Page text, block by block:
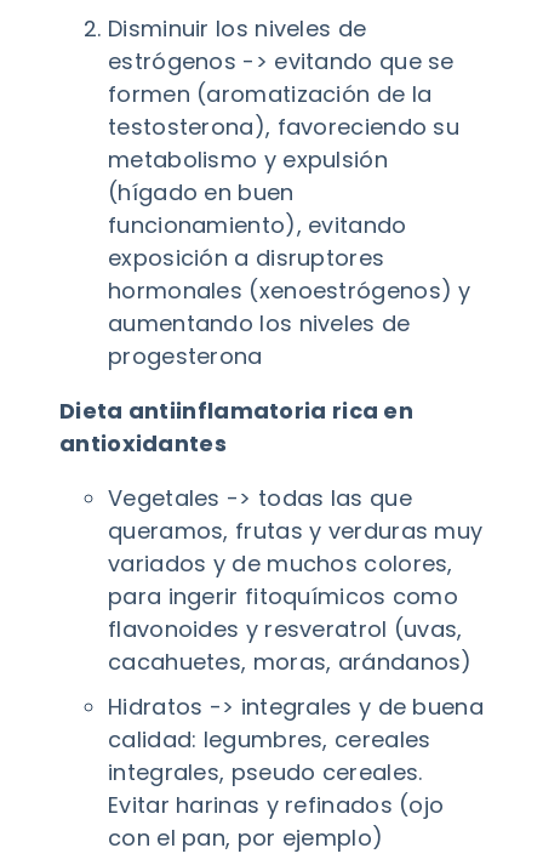
Disminuir los niveles de
estrógenos -> evitando que se
formen (aromatización de la
testosterona), favoreciendo su
metabolismo y expulsión
(hígado en buen
funcionamiento), evitando
exposición a disruptores
hormonales (xenoestrógenos) y
aumentando los niveles de
progesterona
Dieta antiinflamatoria rica en
antioxidantes
Vegetales -> todas las que
queramos, frutas y verduras muy
variados y de muchos colores,
para ingerir fitoquímicos como
flavonoides y resveratrol (uvas,
cacahuetes, moras, arándanos)
Hidratos -> integrales y de buena
calidad: legumbres, cereales
integrales, pseudo cereales.
Evitar harinas y refinados (ojo
con el pan, por ejemplo)